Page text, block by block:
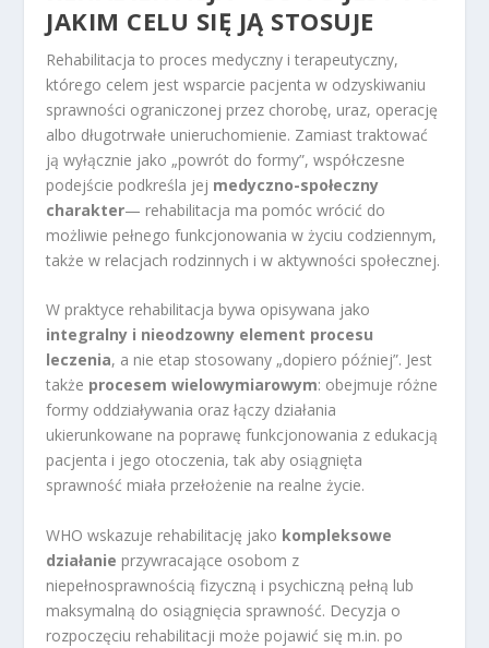
JAKIM CELU SIĘ JĄ STOSUJE
Rehabilitacja to proces medyczny i terapeutyczny,
którego celem jest wsparcie pacjenta w odzyskiwaniu
sprawności ograniczonej przez chorobę, uraz, operację
albo długotrwałe unieruchomienie. Zamiast traktować
ją wyłącznie jako „powrót do formy”, współczesne
podejście podkreśla jej medyczno-społeczny
charakter— rehabilitacja ma pomóc wrócić do
możliwie pełnego funkcjonowania w życiu codziennym,
także w relacjach rodzinnych i w aktywności społecznej.
W praktyce rehabilitacja bywa opisywana jako
integralny i nieodzowny element procesu
leczenia, a nie etap stosowany „dopiero później”. Jest
także procesem wielowymiarowym: obejmuje różne
formy oddziaływania oraz łączy działania
ukierunkowane na poprawę funkcjonowania z edukacją
pacjenta i jego otoczenia, tak aby osiągnięta
sprawność miała przełożenie na realne życie.
WHO wskazuje rehabilitację jako kompleksowe
działanie przywracające osobom z
niepełnosprawnością fizyczną i psychiczną pełną lub
maksymalną do osiągnięcia sprawność. Decyzja o
rozpoczęciu rehabilitacji może pojawić się m.in. po